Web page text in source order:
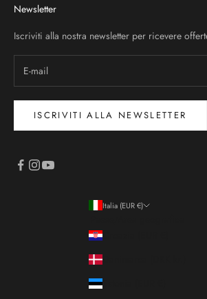
Newsletter
Iscriviti alla nostra newsletter per ricevere
ISCRIVITI ALLA NEWSLETTER
Italia (EUR €)
Croazia (EUR €)
Danimarca (DKK kr.)
Estonia (EUR €)